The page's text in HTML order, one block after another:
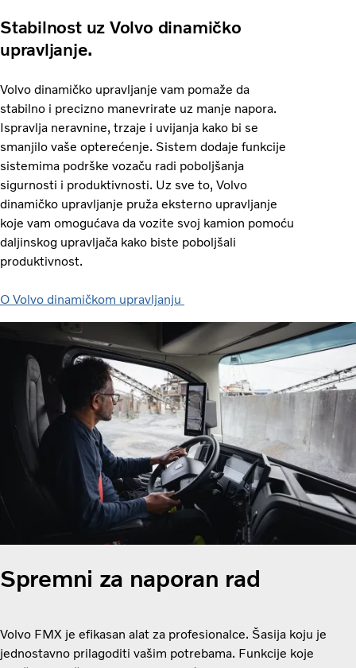
Stabilnost uz Volvo dinamičko
upravljanje.
Volvo dinamičko upravljanje vam pomaže da
stabilno i precizno manevrirate uz manje napora.
Ispravlja neravnine, trzaje i uvijanja kako bi se
smanjilo vaše opterećenje. Sistem dodaje funkcije
sistemima podrške vozaču radi poboljšanja
sigurnosti i produktivnosti. Uz sve to, Volvo
dinamičko upravljanje pruža eksterno upravljanje
koje vam omogućava da vozite svoj kamion pomoću
daljinskog upravljača kako biste poboljšali
produktivnost.
O Volvo dinamičkom upravljanju
Spremni za naporan rad
Volvo FMX je efikasan alat za profesionalce. Šasija koju je
jednostavno prilagoditi vašim potrebama. Funkcije koje